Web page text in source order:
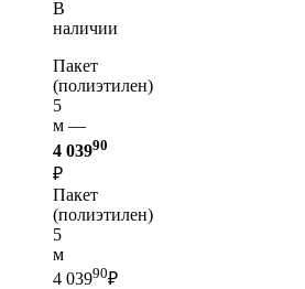
В
наличии
Пакет
(полиэтилен)
5
м —
4 03990
₽
Пакет
(полиэтилен)
5
м
4 03990₽